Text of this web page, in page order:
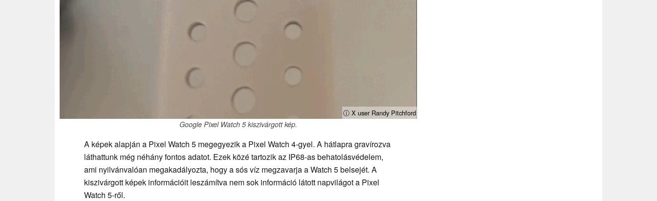
ⓘ X user Randy Pitchford
Google Pixel Watch 5 kiszivárgott kép.
A képek alapján a Pixel Watch 5 megegyezik a Pixel Watch 4-gyel. A hátlapra gravírozva
láthattunk még néhány fontos adatot. Ezek közé tartozik az IP68-as behatolásvédelem,
ami nyilvánvalóan megakadályozta, hogy a sós víz megzavarja a Watch 5 belsejét. A
kiszivárgott képek információit leszámítva nem sok információ látott napvilágot a Pixel
Watch 5-ről.